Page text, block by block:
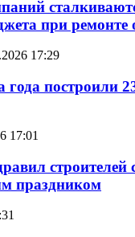
при ремонте
17:29
года построили
17:01
строителей
праздником